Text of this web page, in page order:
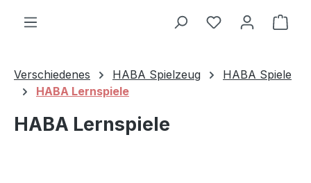
Du hast 0
Verschiedenes HABA Spielzeug
HABA Spiele
HABA Lernspiele
HABA Lernspiele